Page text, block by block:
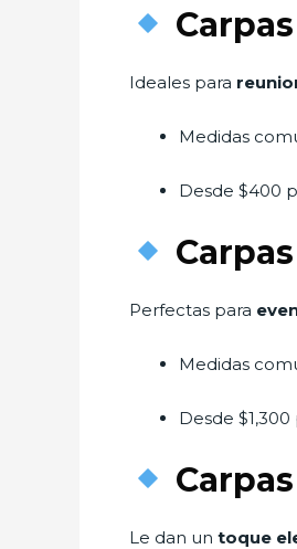
Ideales para
Medidas
Desde $400
Perfectas para
Medidas
Desde $1,300
Le dan un toque